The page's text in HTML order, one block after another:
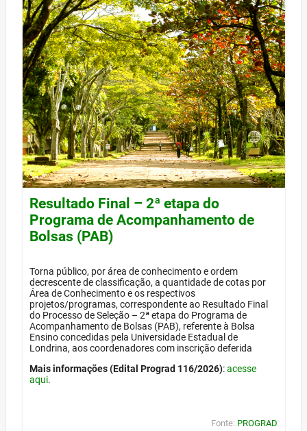
Resultado Final – 2ª etapa do
Programa de Acompanhamento de
Bolsas (PAB)
Torna público, por área de conhecimento e ordem
decrescente de classificação, a quantidade de cotas por
Área de Conhecimento e os respectivos
projetos/programas, correspondente ao Resultado Final
do Processo de Seleção – 2ª etapa do Programa de
Acompanhamento de Bolsas (PAB), referente à Bolsa
Ensino concedidas pela Universidade Estadual de
Londrina, aos coordenadores com inscrição deferida
Mais informações (Edital Prograd 116/2026):acesse
aqui.
Fonte: PROGRAD